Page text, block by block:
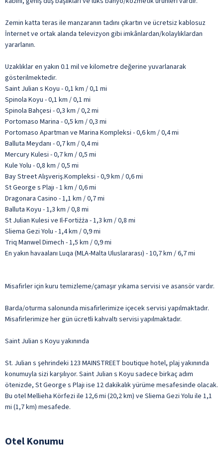
Zemin katta teras ile manzaranın tadını çıkartın ve ücretsiz kablosuz
İnternet ve ortak alanda televizyon gibi imkânlardan/kolaylıklardan
yararlanın.
Uzaklıklar en yakın 0.1 mil ve kilometre değerine yuvarlanarak
gösterilmektedir.
Saint Julian s Koyu - 0,1 km / 0,1 mi
Spinola Koyu - 0,1 km / 0,1 mi
Spinola Bahçesi - 0,3 km / 0,2 mi
Portomaso Marina - 0,5 km / 0,3 mi
Portomaso Apartman ve Marina Kompleksi - 0,6 km / 0,4 mi
Balluta Meydanı - 0,7 km / 0,4 mi
Mercury Kulesi - 0,7 km / 0,5 mi
Kule Yolu - 0,8 km / 0,5 mi
Bay Street Alışveriş.Kompleksi - 0,9 km / 0,6 mi
St George s Plajı - 1 km / 0,6 mi
Dragonara Casino - 1,1 km / 0,7 mi
Balluta Koyu - 1,3 km / 0,8 mi
St Julian Kulesi ve Il-Fortiżża - 1,3 km / 0,8 mi
Sliema Gezi Yolu - 1,4 km / 0,9 mi
Triq Manwel Dimech - 1,5 km / 0,9 mi
En yakın havaalanı Luqa (MLA-Malta Uluslararası) - 10,7 km / 6,7 mi
Misafirler için kuru temizleme/çamaşır yıkama servisi ve asansör vardır.
Barda/oturma salonunda misafirlerimize içecek servisi yapılmaktadır.
Misafirlerimize her gün ücretli kahvaltı servisi yapılmaktadır.
Saint Julian s Koyu yakınında
St. Julian s şehrindeki 123 MAINSTREET boutique hotel, plaj yakınında
konumuyla sizi karşılıyor. Saint Julian s Koyu sadece birkaç adım
ötenizde, St George s Plajı ise 12 dakikalık yürüme mesafesinde olacak.
Bu otel Mellieha Körfezi ile 12,6 mi (20,2 km) ve Sliema Gezi Yolu ile 1,1
mi (1,7 km) mesafede.
Otel Konumu